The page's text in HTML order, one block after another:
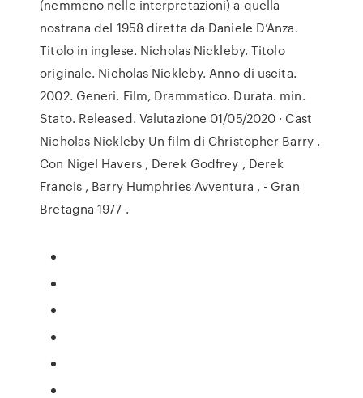
(nemmeno nelle interpretazioni) a quella
nostrana del 1958 diretta da Daniele D’Anza.
Titolo in inglese. Nicholas Nickleby. Titolo
originale. Nicholas Nickleby. Anno di uscita.
2002. Generi. Film, Drammatico. Durata. min.
Stato. Released. Valutazione 01/05/2020 · Cast
Nicholas Nickleby Un film di Christopher Barry .
Con Nigel Havers , Derek Godfrey , Derek
Francis , Barry Humphries Avventura , - Gran
Bretagna 1977 .